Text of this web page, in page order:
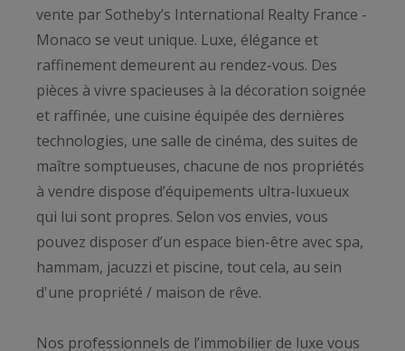
vente par Sotheby’s International Realty France -
Monaco se veut unique. Luxe, élégance et
raffinement demeurent au rendez-vous. Des
pièces à vivre spacieuses à la décoration soignée
et raffinée, une cuisine équipée des dernières
technologies, une salle de cinéma, des suites de
maître somptueuses, chacune de nos propriétés
à vendre dispose d’équipements ultra-luxueux
qui lui sont propres. Selon vos envies, vous
pouvez disposer d’un espace bien-être avec spa,
hammam, jacuzzi et piscine, tout cela, au sein
d'une propriété / maison de rêve.
Nos professionnels de l’immobilier de luxe vous